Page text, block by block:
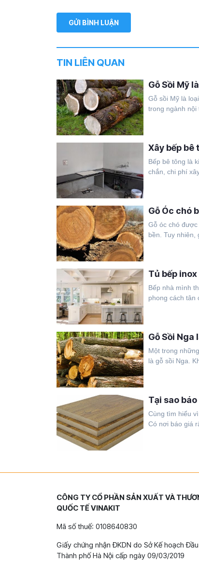
TIN LIÊN QUAN
Gỗ Sồi Mỹ
Gỗ sồi Mỹ là
trong ngành nội
Xây bếp bê
Bếp bê tông là
chắn, chi phí
Gỗ Óc chó
Gỗ óc chó
bền. Tuy nhiên,
Tủ bếp
Bếp nhà mình
phong cách tân
Gỗ Sồi
Một trong
là gỗ sồi Nga.
Tại sao
Cùng tìm hiểu
Có nơi báo giá
CÔNG TY CỔ PHẦN SẢN XUẤT VÀ
QUỐC TẾ VINAKIT
Mã số thuế: 0108640830
Giấy chứng nhận ĐKDN do Sở Kế hoạch
Thành phố Hà Nội cấp ngày 09/03/2019